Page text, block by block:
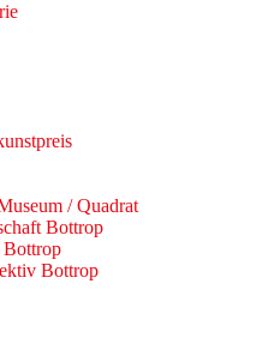
/ Quadrat
Bottrop
Bottrop
Bottrop